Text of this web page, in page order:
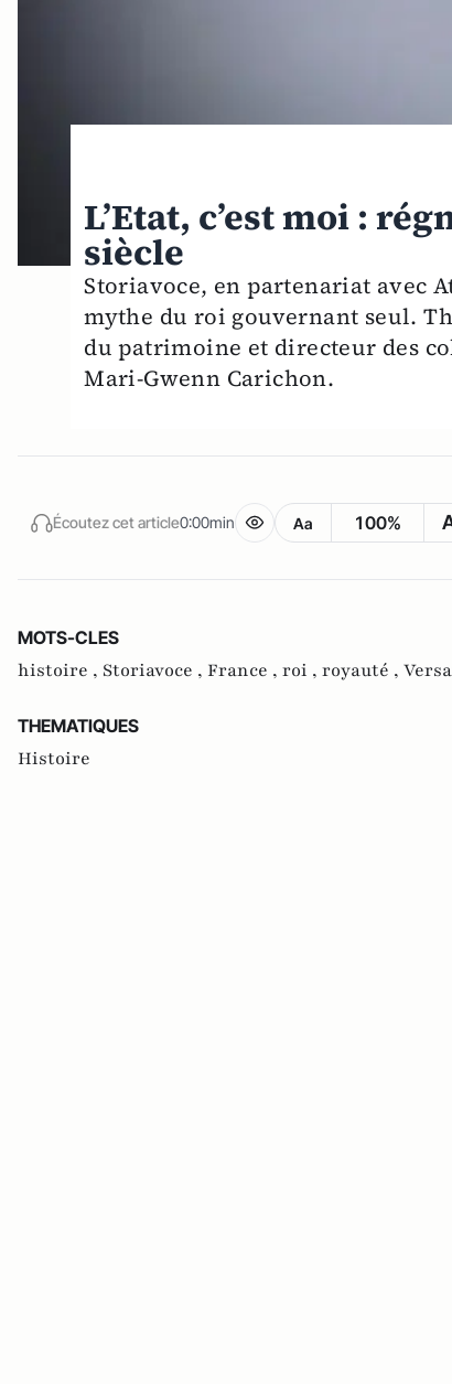
L’Etat, c’est moi :
siècle
Storiavoce, en partenariat avec
mythe du roi gouvernant seul.
du patrimoine et directeur des
Mari-Gwenn Carichon.
Écoutez cet article0:00min Aa 100%
MOTS-CLES
histoire , Storiavoce , France , roi , royauté ,
THEMATIQUES
Histoire